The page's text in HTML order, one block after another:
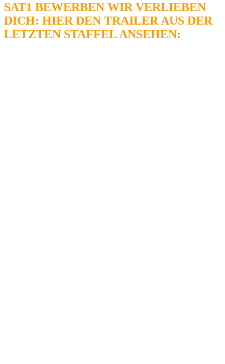
SAT1 BEWERBEN WIR VERLIEBEN
DICH: HIER DEN TRAILER AUS DER
LETZTEN STAFFEL ANSEHEN: